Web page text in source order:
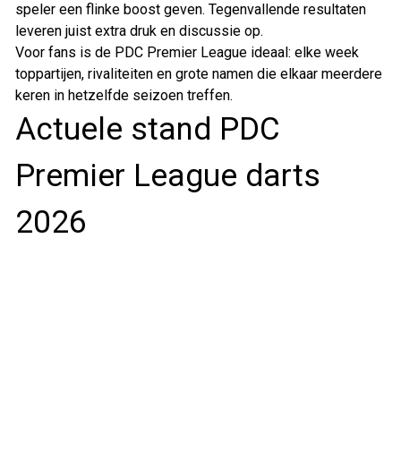
speler een flinke boost geven. Tegenvallende resultaten
leveren juist extra druk en discussie op.
Voor fans is de PDC Premier League ideaal: elke week
toppartijen, rivaliteiten en grote namen die elkaar meerdere
keren in hetzelfde seizoen treffen.
Actuele stand PDC
Premier League darts
2026